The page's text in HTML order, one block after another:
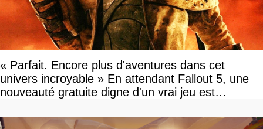
« Parfait. Encore plus d'aventures dans cet
univers incroyable » En attendant Fallout 5, une
nouveauté gratuite digne d'un vrai jeu est